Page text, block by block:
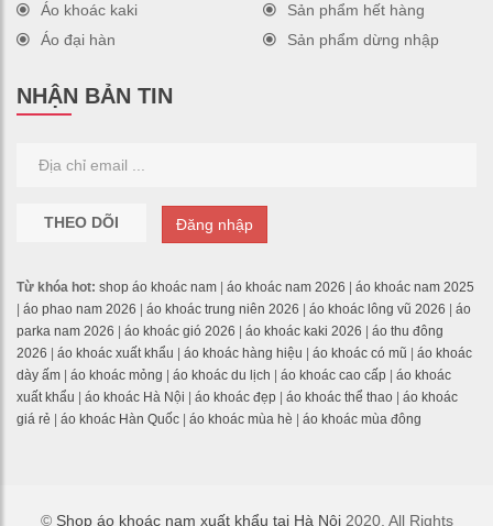
Áo khoác kaki
Áo đại hàn
Sản phẩm hết hàng
Sản phẩm dừng nhập
NHẬN BẢN TIN
THEO DÕI Đăng nhập
Từ khóa hot: shop áo khoác nam | áo khoác nam 2026 | áo khoác nam 2025
| áo phao nam 2026 | áo khoác trung niên 2026 | áo khoác lông vũ 2026 | áo
parka nam 2026 | áo khoác gió 2026 | áo khoác kaki 2026 | áo thu đông
2026 | áo khoác xuất khẩu | áo khoác hàng hiệu | áo khoác có mũ | áo khoác
dày ấm | áo khoác mỏng | áo khoác du lịch | áo khoác cao cấp | áo khoác
xuất khẩu | áo khoác Hà Nội | áo khoác đẹp | áo khoác thể thao | áo khoác
giá rẻ | áo khoác Hàn Quốc | áo khoác mùa hè | áo khoác mùa đông
© Shop áo khoác nam xuất khẩu tại Hà Nội2020. All Rights